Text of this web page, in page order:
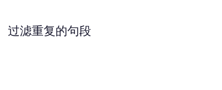
过滤重复的句段